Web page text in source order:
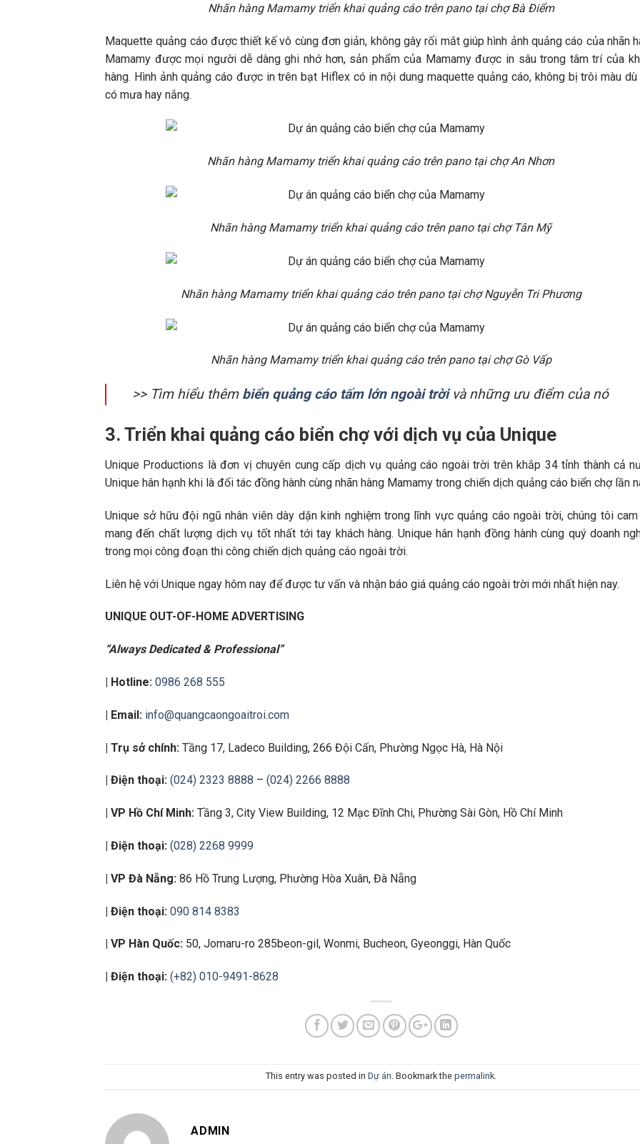
Nhãn hàng Mamamy triển khai quảng cáo trên pano tại chợ Bà Điểm
Maquette quảng cáo được thiết kế vô cùng đơn giản, không gây rối mắt giúp hình ảnh quảng cáo của nhãn
Mamamy được mọi người dễ dàng ghi nhớ hơn, sản phẩm của Mamamy được in sâu trong tâm trí của
hàng. Hình ảnh quảng cáo được in trên bạt Hiflex có in nội dung maquette quảng cáo, không bị trôi màu
có mưa hay nắng.
Nhãn hàng Mamamy triển khai quảng cáo trên pano tại chợ An Nhơn
Nhãn hàng Mamamy triển khai quảng cáo trên pano tại chợ Tân Mỹ
Nhãn hàng Mamamy triển khai quảng cáo trên pano tại chợ Nguyễn Tri Phương
Nhãn hàng Mamamy triển khai quảng cáo trên pano tại chợ Gò Vấp
>> Tìm hiểu thêm biển quảng cáo tấm lớn ngoài trờivà những ưu điểm của nó
3. Triển khai quảng cáo biển chợ với dịch vụ của Unique
Unique Productions là đơn vị chuyên cung cấp dịch vụ quảng cáo ngoài trời trên khắp 34 tỉnh thành cả
Unique hân hạnh khi là đối tác đồng hành cùng nhãn hàng Mamamy trong chiến dịch quảng cáo biển chợ lần
Unique sở hữu đội ngũ nhân viên dày dặn kinh nghiệm trong lĩnh vực quảng cáo ngoài trời, chúng tôi
mang đến chất lượng dịch vụ tốt nhất tới tay khách hàng. Unique hân hạnh đồng hành cùng quý doanh
trong mọi công đoạn thi công chiến dịch quảng cáo ngoài trời.
Liên hệ với Unique ngay hôm nay để được tư vấn và nhận báo giá quảng cáo ngoài trời mới nhất hiện nay.
UNIQUE OUT-OF-HOME ADVERTISING
“Always Dedicated & Professional”
| Hotline: 0986 268 555
| Email: info@quangcaongoaitroi.com
| Trụ sở chính: Tầng 17, Ladeco Building, 266 Đội Cấn, Phường Ngọc Hà, Hà Nội
| Điện thoại: (024) 2323 8888 – (024) 2266 8888
| VP Hồ Chí Minh: Tầng 3, City View Building, 12 Mạc Đĩnh Chi, Phường Sài Gòn, Hồ Chí Minh
| Điện thoại: (028) 2268 9999
| VP Đà Nẵng: 86 Hồ Trung Lượng, Phường Hòa Xuân, Đà Nẵng
| Điện thoại: 090 814 8383
| VP Hàn Quốc: 50, Jomaru-ro 285beon-gil, Wonmi, Bucheon, Gyeonggi, Hàn Quốc
| Điện thoại: (+82) 010-9491-8628
This entry was posted in Dự án. Bookmark the permalink.
ADMIN